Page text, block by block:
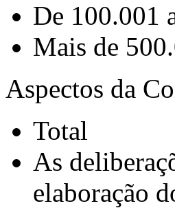
De 100.001
Mais de
Aspectos da
Total
As
elaboração